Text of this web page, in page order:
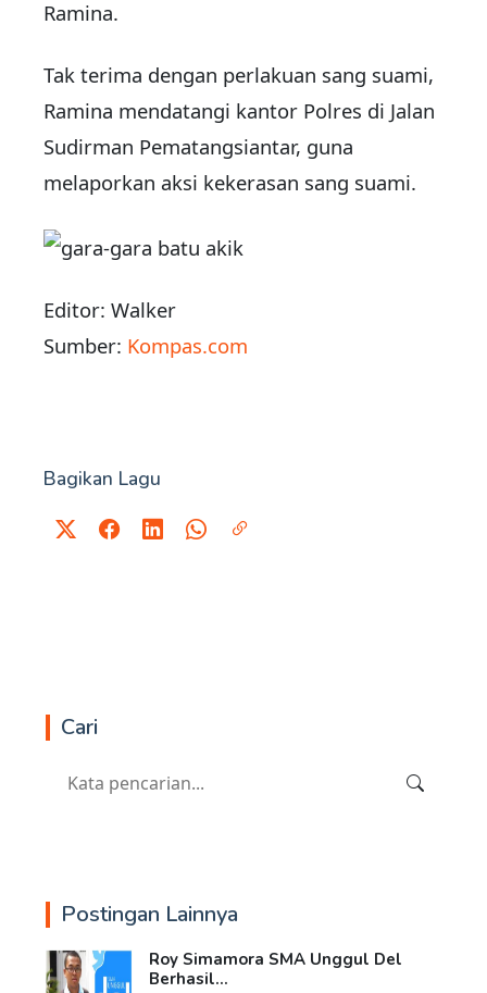
Ramina.
Tak terima dengan perlakuan sang suami,
Ramina mendatangi kantor Polres di Jalan
Sudirman Pematangsiantar, guna
melaporkan aksi kekerasan sang suami.
Editor: Walker
Sumber: Kompas.com
Bagikan Lagu
Cari
Postingan Lainnya
Roy Simamora SMA Unggul Del
Berhasil...